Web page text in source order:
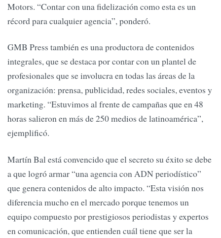
Motors. “Contar con una fidelización como esta es un
récord para cualquier agencia”, ponderó.
GMB Press también es una productora de contenidos
integrales, que se destaca por contar con un plantel de
profesionales que se involucra en todas las áreas de la
organización: prensa, publicidad, redes sociales, eventos y
marketing. “Estuvimos al frente de campañas que en 48
horas salieron en más de 250 medios de latinoamérica”,
ejemplificó.
Martín Bal está convencido que el secreto su éxito se debe
a que logró armar “una agencia con ADN periodístico”
que genera contenidos de alto impacto. “Esta visión nos
diferencia mucho en el mercado porque tenemos un
equipo compuesto por prestigiosos periodistas y expertos
en comunicación, que entienden cuál tiene que ser la